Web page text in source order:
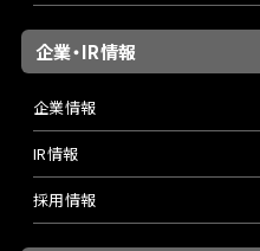
企業・IR情報
企業情報
IR情報
採用情報